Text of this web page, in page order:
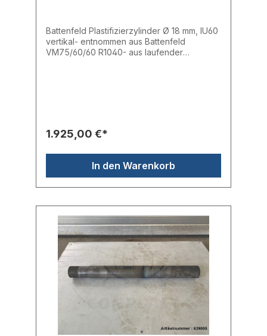
Battenfeld Plastifizierzylinder Ø 18 mm, IU60
vertikal- entnommen aus Battenfeld
VM75/60/60 R1040- aus laufender
1.925,00 €*
In den Warenkorb